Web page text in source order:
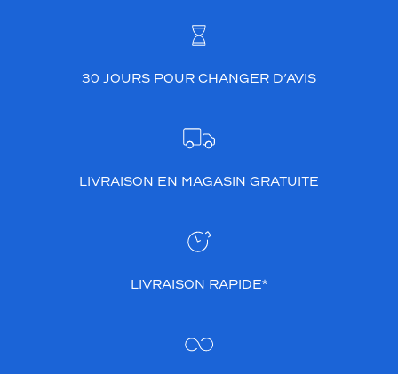
30 JOURS POUR CHANGER D’AVIS
LIVRAISON EN MAGASIN GRATUITE
LIVRAISON RAPIDE*